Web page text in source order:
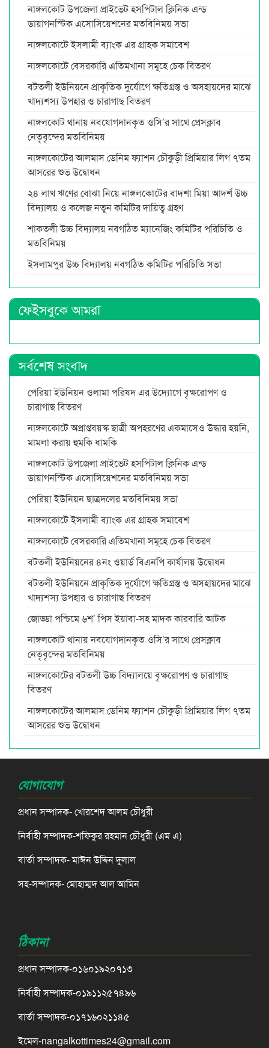
নাঙ্গলকোট উপজেলা প্রাইভেট হসপিটাল ক্লিনিক এন্ড
ডায়াগনস্টিক এসোসিয়েশনের মতবিনিময় সভা
নাঙ্গলকোটে ইসলামী ব্যাংক এর গ্রাহক সমাবেশ
নাঙ্গলকোটে বেসরকারি এতিমখানা সমূহে চেক বিতরণ
বটতলী ইউনিয়নে প্রাকৃতিক দুর্যোগে ক্ষতিগ্রস্ত ও অসহায়দের মাঝে
খাদ্যশস্য উপহার ও চারাগাছ বিতরণ
নাঙ্গলকোট থানায় নবযোগদানকৃত ওসি’র সাথে প্রেসক্লাব
নেতৃবৃন্দের মতবিনিময়
নাঙ্গলকোটের আলমাস ডেনিম ফ্যাশন চৌকুড়ী প্রিমিয়ার লিগ ৭তম
আসরের শুভ উদ্বোধন
২৪ লাখ ঋণের বোঝা নিয়ে নাঙ্গলকোটের বাদশা মিয়া আদর্শ উচ্চ
বিদ্যালয় ও কলেজ নতুন কমিটির দায়িত্ব গ্রহণ
শাকতলী উচ্চ বিদ্যালয় নবগঠিত ম্যানেজিং কমিটির পরিচিতি ও
মতবিনিময়
ইসলামপুর উচ্চ বিদ্যালয় নবগঠিত কমিটির পরিচিতি সভা
ফেইসবুকে আমরা
সর্বশেষ সংবাদ
পেরিয়া ইউনিয়ন ওলামা পরিষদ এর উদ্যোগে বৃক্ষরোপণ ও
চারাগাছ বিতরণ
নাঙ্গলকোটে অপ্রাপ্তবয়স্ক ছাত্রী অপহরণের একমাসেও উদ্ধার হয়নি,
মামলা করায় হুমকি ধামকি
নাঙ্গলকোট উপজেলা প্রাইভেট হসপিটাল ক্লিনিক এন্ড
ডায়াগনস্টিক এসোসিয়েশনের মতবিনিময় সভা
পেরিয়া ইউনিয়ন ছাত্রদলের মতবিনিময় সভা
নাঙ্গলকোটে ইসলামী ব্যাংক এর গ্রাহক সমাবেশ
নাঙ্গলকোটে বেসরকারি এতিমখানা সমূহে চেক বিতরণ
বটতলী ইউনিয়নের ৪নং ওয়ার্ড বিএনপি কার্যালয় উদ্বোধন
বটতলী ইউনিয়নে প্রাকৃতিক দুর্যোগে ক্ষতিগ্রস্ত ও অসহায়দের মাঝে
খাদ্যশস্য উপহার ও চারাগাছ বিতরণ
জোড্ডা পশ্চিমে ৬শ’ পিস ইয়াবা-সহ মাদক কারবারি আটক
নাঙ্গলকোট থানায় নবযোগদানকৃত ওসি’র সাথে প্রেসক্লাব
নেতৃবৃন্দের মতবিনিময়
নাঙ্গলকোটের বটতলী উচ্চ বিদ্যালয়ে বৃক্ষরোপণ ও চারাগাছ
বিতরণ
নাঙ্গলকোটের আলমাস ডেনিম ফ্যাশন চৌকুড়ী প্রিমিয়ার লিগ ৭তম
আসরের শুভ উদ্বোধন
যোগাযোগ
প্রধান সম্পাদক- খোরশেদ আলম চৌধুরী
নির্বাহী সম্পাদক-শফিকুর রহমান চৌধুরী (এম এ)
বার্তা সম্পাদক- মাঈন উদ্দিন দুলাল
সহ-সম্পাদক- মোহাম্মদ আল আমিন
ঠিকানা
প্রধান সম্পাদক-০১৬০১৯২০৭১৩
নির্বাহী সম্পাদক-০১৯১১২৫৭৪৯৬
বার্তা সম্পাদক-০১৭১৬০২১১৪৫
ইমেল-nangalkottimes24@gmail.com